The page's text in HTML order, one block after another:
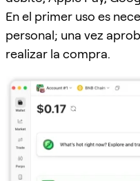
En el primer uso es
personal; una vez
realizar la compra.